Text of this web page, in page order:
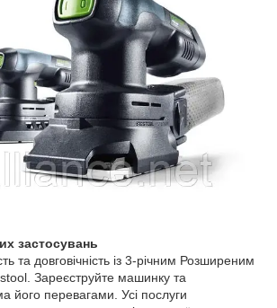
застосувань
та довговічність із 3-річним Розширеним
Зареєструйте машинку та
його перевагами. Усі послуги